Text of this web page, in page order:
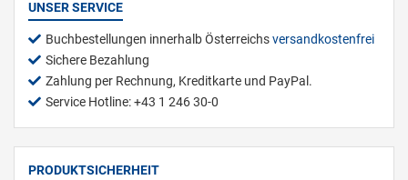
UNSER SERVICE
Buchbestellungen innerhalb Österreichsversandkostenfrei
Sichere Bezahlung
Zahlung per Rechnung, Kreditkarte und PayPal.
Service Hotline: +43 1 246 30-0
PRODUKTSICHERHEIT